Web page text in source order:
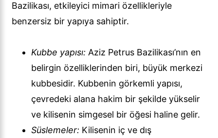
Bazilikası, etkileyici mimari özellikleriyle
benzersiz bir yapıya sahiptir.
Kubbe yapısı: Aziz Petrus Bazilikası’nın en
belirgin özelliklerinden biri, büyük merkezi
kubbesidir. Kubbenin görkemli yapısı,
çevredeki alana hakim bir şekilde yükselir
ve kilisenin simgesel bir öğesi haline gelir.
Süslemeler: Kilisenin iç ve dış